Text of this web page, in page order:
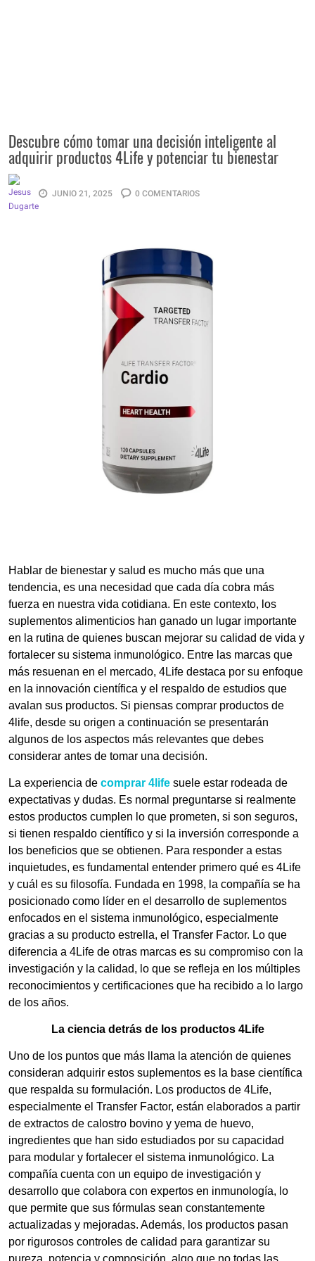
Descubre cómo tomar una decisión inteligente al
adquirir productos 4Life y potenciar tu bienestar
JUNIO 21, 2025 0 COMENTARIOS
Hablar de bienestar y salud es mucho más que una
tendencia, es una necesidad que cada día cobra más
fuerza en nuestra vida cotidiana. En este contexto, los
suplementos alimenticios han ganado un lugar importante
en la rutina de quienes buscan mejorar su calidad de vida y
fortalecer su sistema inmunológico. Entre las marcas que
más resuenan en el mercado, 4Life destaca por su enfoque
en la innovación científica y el respaldo de estudios que
avalan sus productos. Si piensas comprar productos de
4life, desde su origen a continuación se presentarán
algunos de los aspectos más relevantes que debes
considerar antes de tomar una decisión.
La experiencia de comprar 4life suele estar rodeada de
expectativas y dudas. Es normal preguntarse si realmente
estos productos cumplen lo que prometen, si son seguros,
si tienen respaldo científico y si la inversión corresponde a
los beneficios que se obtienen. Para responder a estas
inquietudes, es fundamental entender primero qué es 4Life
y cuál es su filosofía. Fundada en 1998, la compañía se ha
posicionado como líder en el desarrollo de suplementos
enfocados en el sistema inmunológico, especialmente
gracias a su producto estrella, el Transfer Factor. Lo que
diferencia a 4Life de otras marcas es su compromiso con la
investigación y la calidad, lo que se refleja en los múltiples
reconocimientos y certificaciones que ha recibido a lo largo
de los años.
La ciencia detrás de los productos 4Life
Uno de los puntos que más llama la atención de quienes
consideran adquirir estos suplementos es la base científica
que respalda su formulación. Los productos de 4Life,
especialmente el Transfer Factor, están elaborados a partir
de extractos de calostro bovino y yema de huevo,
ingredientes que han sido estudiados por su capacidad
para modular y fortalecer el sistema inmunológico. La
compañía cuenta con un equipo de investigación y
desarrollo que colabora con expertos en inmunología, lo
que permite que sus fórmulas sean constantemente
actualizadas y mejoradas. Además, los productos pasan
por rigurosos controles de calidad para garantizar su
pureza, potencia y composición, algo que no todas las